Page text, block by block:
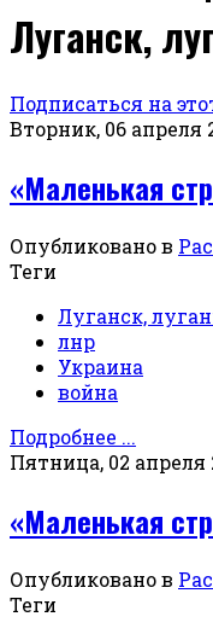
Луганск,
Подписаться на
Вторник, 06 апреля
«Маленькая
Опубликовано в
Теги
Луганск,
лнр
Украина
война
Подробнее ...
Пятница, 02 апреля
«Маленькая
Опубликовано в
Теги